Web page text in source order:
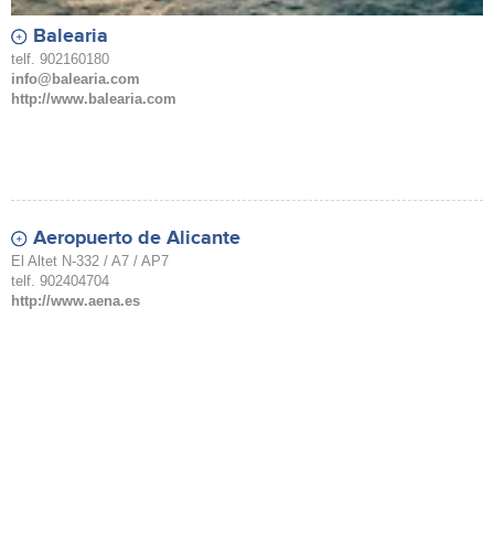
Balearia
telf. 902160180
info@balearia.com
http://www.balearia.com
Aeropuerto de Alicante
El Altet N-332 / A7 / AP7
telf. 902404704
http://www.aena.es